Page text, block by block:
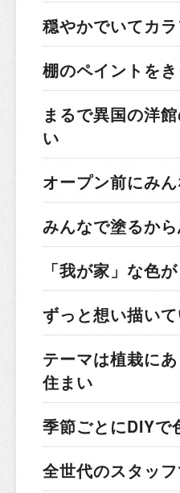
穏やかでいてカ
棚のペイントを
まるで異国の洋
い
オープン前にみ
みんなで塗るか
「我が家」な色
ずっと想い描い
テーマは植栽に
住まい
季節ごとにDIYで
全世代のスタッフ